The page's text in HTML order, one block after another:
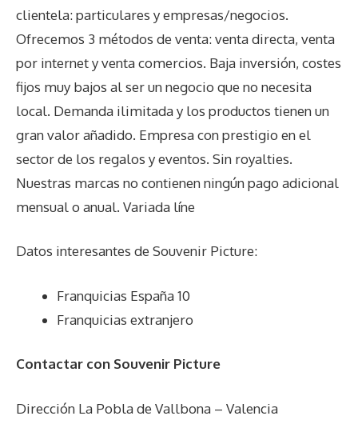
clientela: particulares y empresas/negocios.
Ofrecemos 3 métodos de venta: venta directa, venta
por internet y venta comercios. Baja inversión, costes
fijos muy bajos al ser un negocio que no necesita
local. Demanda ilimitada y los productos tienen un
gran valor añadido. Empresa con prestigio en el
sector de los regalos y eventos. Sin royalties.
Nuestras marcas no contienen ningún pago adicional
mensual o anual. Variada líne
Datos interesantes de Souvenir Picture:
Franquicias España 10
Franquicias extranjero
Contactar con Souvenir Picture
Dirección La Pobla de Vallbona – Valencia